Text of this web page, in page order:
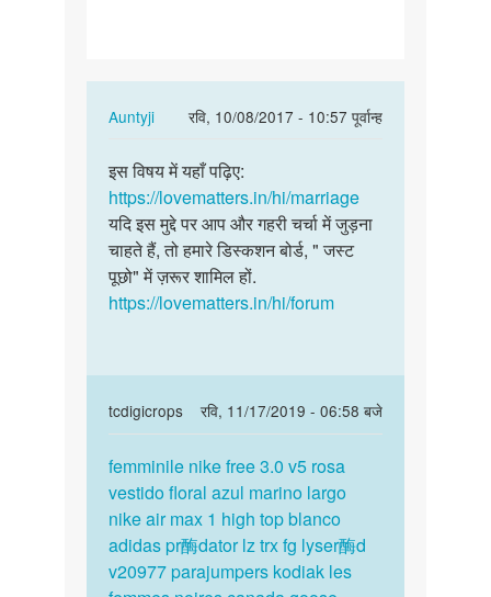
Auntyji
रवि, 10/08/2017 - 10:57 पूर्वान्ह
In
to
सादीकरना
by
रामपितसहानी
इस
विषय
में
यहाँ
पढ़िए:
…
इस विषय में यहाँ पढ़िए:
https://lovematters.in/hi/marriage
यदि इस मुद्दे पर आप और गहरी चर्चा में जुड़ना
चाहते हैं, तो हमारे डिस्कशन बोर्ड, " जस्ट
पूछो" में ज़रूर शामिल हों.
https://lovematters.in/hi/forum
tcdigicrops
रवि, 11/17/2019 - 06:58 बजे
In
reply
to
इस
विषय
में
यहाँ
femminile
nike
free
3.0
v5…
femminile nike free 3.0 v5 rosa
vestido floral azul marino largo
nike air max 1 high top blanco
adidas pr酶dator lz trx fg lyser酶d
v20977parajumpers kodiak les